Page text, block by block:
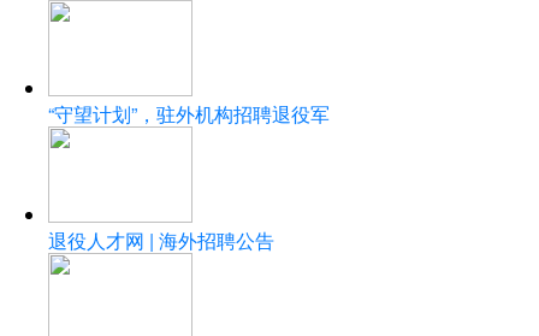
“守望计划”，驻外机构招聘退役军
退役人才网 | 海外招聘公告